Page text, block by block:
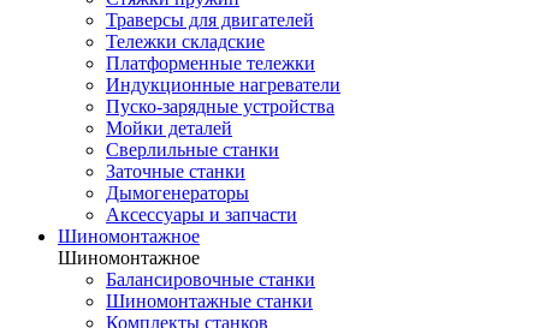
Траверсы для двигателей
Тележки складские
Платформенные тележки
Индукционные нагреватели
Пуско-зарядные устройства
Мойки деталей
Сверлильные станки
Заточные станки
Дымогенераторы
Аксессуары и запчасти
Шиномонтажное
Шиномонтажное
Балансировочные станки
Шиномонтажные станки
Комплекты станков